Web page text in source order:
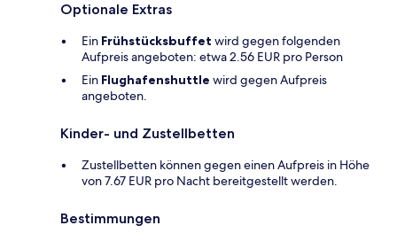
Optionale Extras
Ein Frühstücksbuffet wird gegen folgenden
Aufpreis angeboten: etwa 2.56 EUR pro Person
Ein Flughafenshuttle wird gegen Aufpreis
angeboten.
Kinder- und Zustellbetten
Zustellbetten können gegen einen Aufpreis in Höhe
von 7.67 EUR pro Nacht bereitgestellt werden.
Bestimmungen